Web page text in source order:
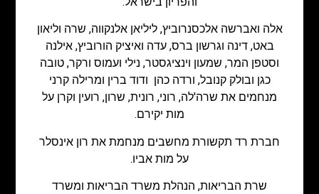
אלה ואברשה אלכסנרוביץ, ליליאן אלנקווה, שרה וליאון
באט, דינה וגרשון ברס, עדה ואיציק הורוביץ, אילנה
וסטפן המר, שמעון וינציגסטר, נילי ועמוס ורקר, טובה
כגן ובולק קנובל, ורדה כהן ודוד ברין ומרילה קרני
מנחמים את שרה'לה, רוני, רונית, שרון, רועין וקרן על
מות יקירם.
חברת רד תקשורת מחשבים מנחמת את רון אינסלר
על מות אביו.
שרת הבריאות, הנהלת משרד הבריאות ומשרד